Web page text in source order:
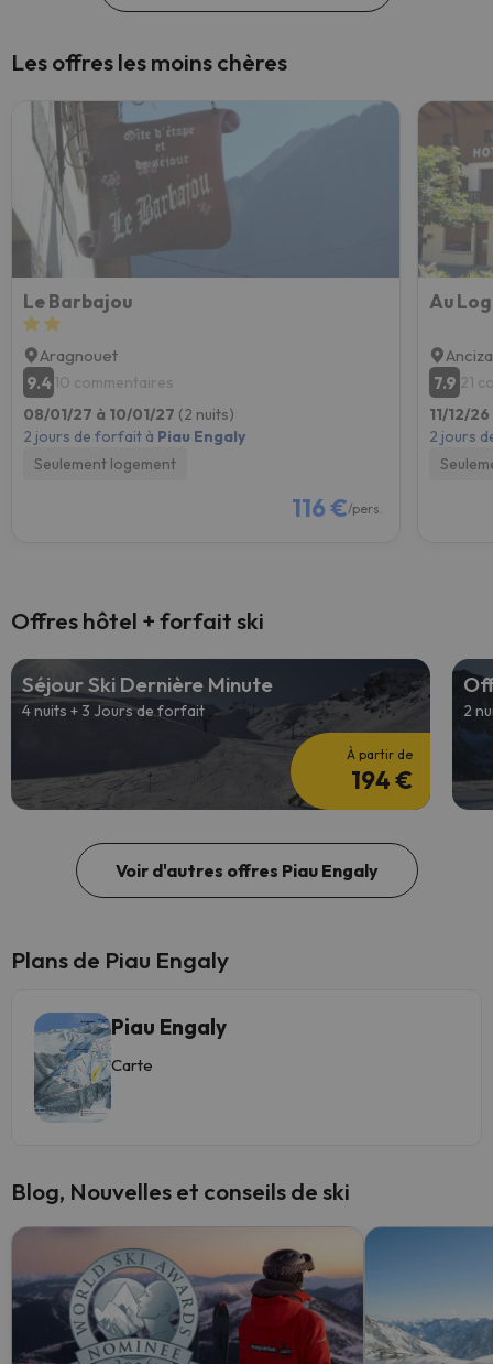
Les offres les moins chères
Le Barbajou
Aragnouet
9.410 commentaires
08/01/27 à 10/01/27 (2 nuits)
2 jours de forfait à Piau Engaly
Seulement logement
116 €/pers.
Au
7.9 21
11/12/
2 jours
Offres hôtel + forfait ski
Séjour Ski Dernière Minute
4 nuits + 3 Jours de forfait
À partir de
194 €
2
Voir d'autres offres Piau Engaly
Plans de Piau Engaly
Piau Engaly
Carte
Blog, Nouvelles et conseils de ski